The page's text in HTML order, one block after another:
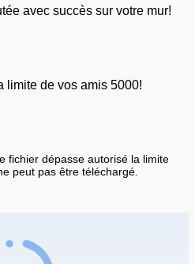
avec succès sur votre mur!
limite de vos amis 5000!
fichier dépasse autorisé la limite
peut pas être téléchargé.